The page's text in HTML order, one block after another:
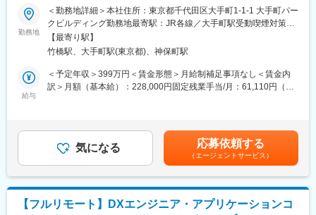
【景気によらない安定性】
道路や上下水道等、生活の基盤となっている都市のインフラ整備
に関わる案件が大半を占めており、景気に左右されにくく安定し
ております。
変更の範囲：無
す。
■当社の強み：
・当社は、土地調査や土地評価等に50年以上取り組んできた実績
と信頼から、業界トップクラスの知見とノウハウを有しておりま
す。競合他社に比べて有資格者も多く、圧倒的な業界優位性があ
ります。
・資格取得に伴い昇給する制度もあり、スキルの向上がキャリア
アップにつながります。
【景気に左右されない安定性】
・道路・鉄道や上下水道整備等、生活の基盤となる都市のインフ
ラ整備に関わる案件が大半を占めており、景気に左右されにくく
ス×在宅勤務中心の働き方」で長期就業が可能】
■概要：
PwC Japanグループでは、米国法人で成果をあげていた「在宅秘
書」という働き方を2015年から導入し、現在は約80名の在宅秘書
が活躍しています。
当グループのパートナー（一般企業の役員クラス）をリモートで
■業務内容：
複数（3名～5名程度）のパートナー（一般企業の役員クラス）へ
・出張手配（国内、国外）、電話、メール対応、アポイント調整
・慶弔関係、贈答品手配、経費請求書処理、名刺管理、会議運営
勤務地
＜勤務地詳細＞本社住所：東京都千代田区大手町1-1-1 大手町パー
クビルディング勤務地最寄駅：JR各線／大手町駅受動喫煙対策：
屋内全面禁煙
【最寄り駅】
竹橋駅、大手町駅(東京都)、神保町駅
給与
＜予定年収＞399万円＜賃金形態＞月給制補足事項なし＜賃金内
訳＞月額（基本給）：228,000円固定残業手当/月：61,110円（固
間外労働分については追加で支給する。※上記は標準業績賞与込み
の金額となります。賃金はあくまでも目安の金額であり、選考を
通じて上下する可能性があります。月給(月額)は固定手当を含めた
表記です。
気になる 応募依頼する
（エージェントサービス）
【フルリモート】DXエンジニア・アプリケーションコ